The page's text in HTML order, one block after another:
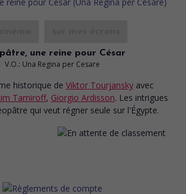
une reine pour César
V.O.: Una Regina per Cesare
historique de Viktor Tourjansky avec
Tamiroff, Giorgio Ardisson. Les intrigues
qui veut régner seule sur l'Égypte.